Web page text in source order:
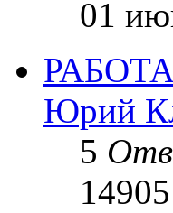
01
РАБОТА
Юрий
5
14905